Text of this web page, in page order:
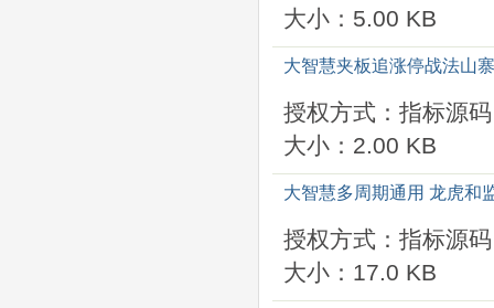
大小：5.00 KB
大智慧夹板追涨停战法山
授权方式：指标源码
大小：2.00 KB
大智慧多周期通用 龙虎和
授权方式：指标源码
大小：17.0 KB